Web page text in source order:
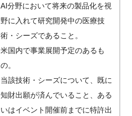
AI分野において将来の製品化を視
野に入れて研究開発中の医療技
術・シーズであること。
米国内で事業展開予定のあるも
の。
当該技術・シーズについて、既に
知財出願が済んでいること、ある
いはイベント開催前までに特許出